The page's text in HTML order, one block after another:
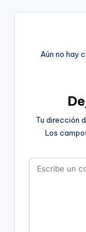
Aún no hay
Tu dirección
Los